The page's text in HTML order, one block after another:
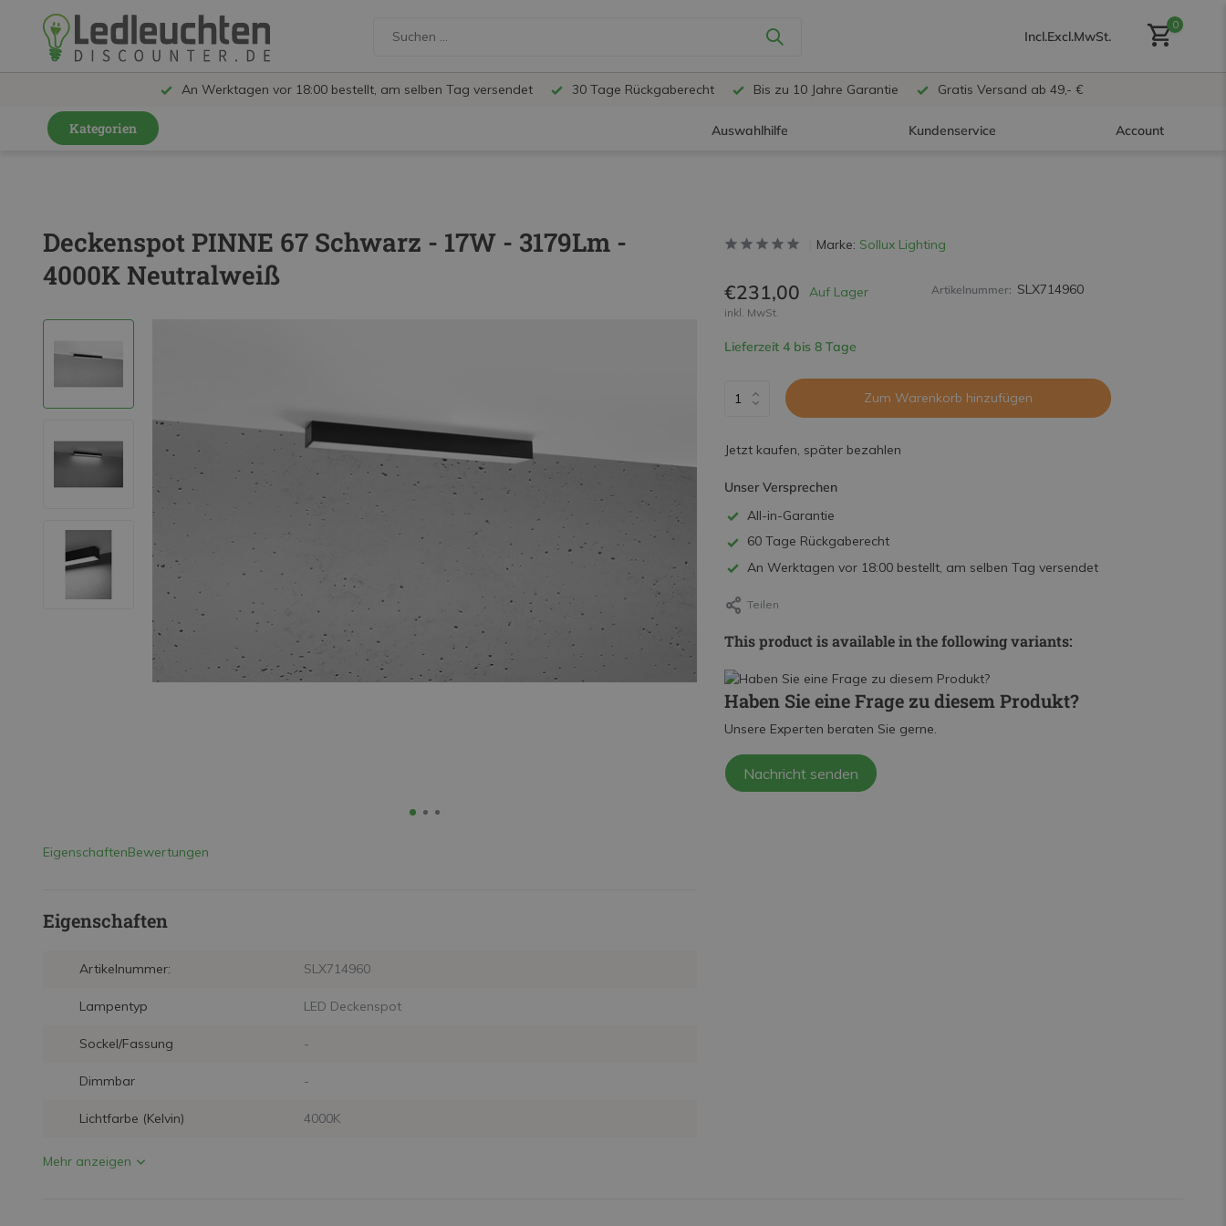
Incl.Excl.MwSt.
0
An Werktagen vor 18:00 bestellt, am selben Tag versendet 30 Tage Rückgaberecht Bis zu 10 Jahre Garantie Gratis Versand ab 49,- €
Kategorien Auswahlhilfe Kundenservice Account
Benutzerkonto
LED Schienensystem Lampen
Innenleuchten
Feuchtraumleuchten IP65
LED Hallenstrahler
LED Leuchtbänder
Dekorative Beleuchtung
LED Smart Home
Installationsmaterialien
Deckenspot PINNE 67 Schwarz - 17W - 3179Lm -
4000K Neutralweiß
EigenschaftenBewertungen
Eigenschaften
Artikelnummer: SLX714960
Lampentyp LED Deckenspot
Sockel/Fassung -
Dimmbar -
Lichtfarbe (Kelvin) 4000K
Mehr anzeigen
Marke: Sollux Lighting
€231,00 Auf Lager
inkl. MwSt.
Artikelnummer: SLX714960
Lieferzeit 4 bis 8 Tage
Zum Warenkorb hinzufügen
Jetzt kaufen, später bezahlen
Unser Versprechen
All-in-Garantie
60 Tage Rückgaberecht
An Werktagen vor 18:00 bestellt, am selben Tag versendet
Teilen
This product is available in the following variants:
Haben Sie eine Frage zu diesem Produkt?
Unsere Experten beraten Sie gerne.
Nachricht senden